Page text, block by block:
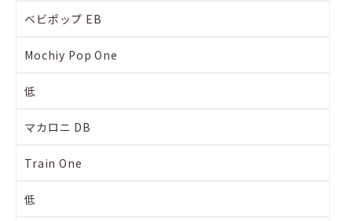
ベビポップ EB
Mochiy Pop One
低
マカロニ DB
Train One
低